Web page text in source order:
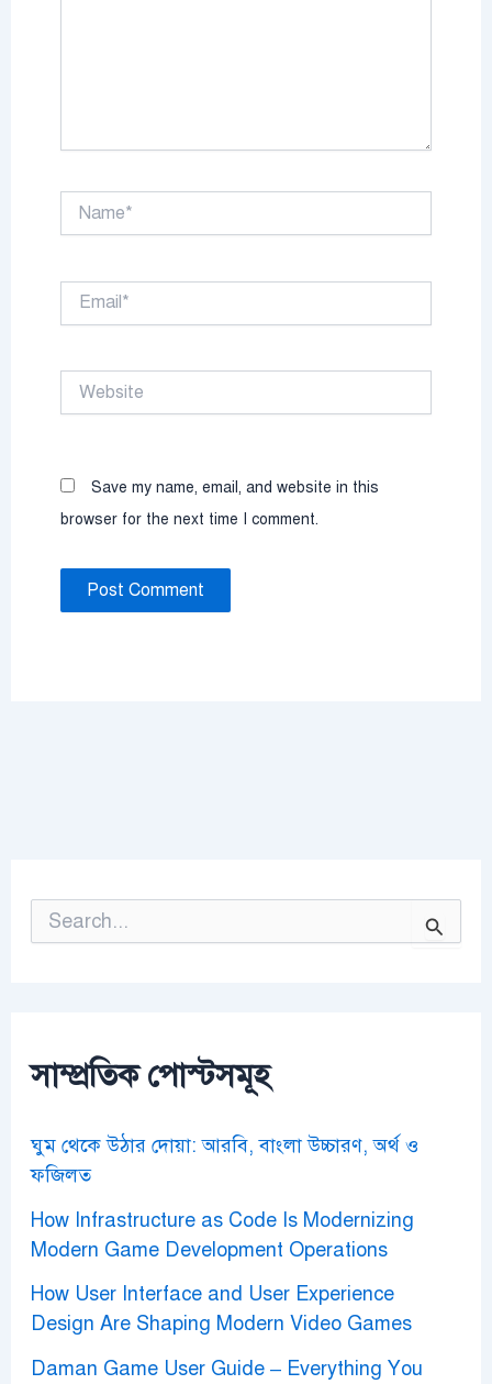
Email*
Save my name, email, and website in this
browser for the next time I comment.
o
r
সাম্প্রতিক পোস্টসমূহ
ঘুম থেকে উঠার দোয়া: আরবি, বাংলা উচ্চারণ, অর্থ ও
ফজিলত
How Infrastructure as Code Is Modernizing
Modern Game Development Operations
How User Interface and User Experience
Design Are Shaping Modern Video Games
Daman Game User Guide – Everything You